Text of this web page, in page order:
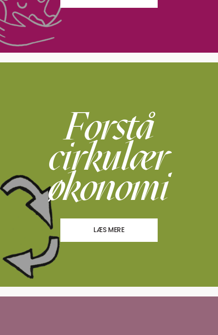
Forstå
cirkulær
økonomi
LÆS MERE